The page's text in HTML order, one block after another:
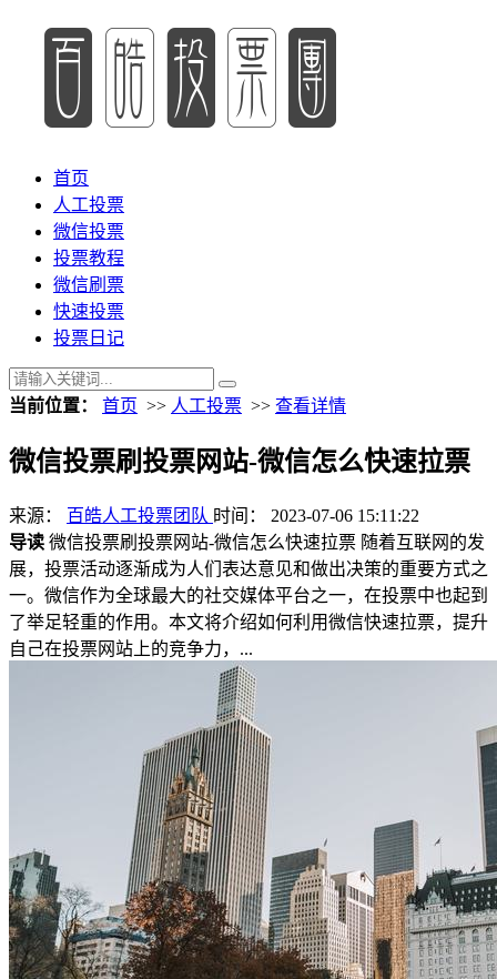
首页
人工投票
微信投票
投票教程
微信刷票
快速投票
投票日记
当前位置： 首页 >> 人工投票 >> 查看详情
微信投票刷投票网站-微信怎么快速拉票
来源： 百皓人工投票团队 时间： 2023-07-06 15:11:22
导读 微信投票刷投票网站-微信怎么快速拉票 随着互联网的发
展，投票活动逐渐成为人们表达意见和做出决策的重要方式之
一。微信作为全球最大的社交媒体平台之一，在投票中也起到
了举足轻重的作用。本文将介绍如何利用微信快速拉票，提升
自己在投票网站上的竞争力，...